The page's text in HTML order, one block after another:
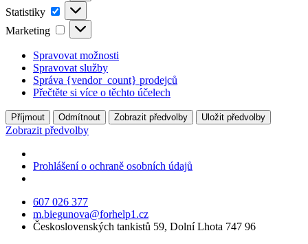
Statistiky Statistiky
Marketing Marketing
Spravovat možnosti
Spravovat služby
Správa {vendor_count} prodejců
Přečtěte si více o těchto účelech
Příjmout Odmítnout Zobrazit předvolby Uložit předvolby
Zobrazit předvolby
Prohlášení o ochraně osobních údajů
607 026 377
m.biegunova@forhelp1.cz
Československých tankistů 59, Dolní Lhota 747 96